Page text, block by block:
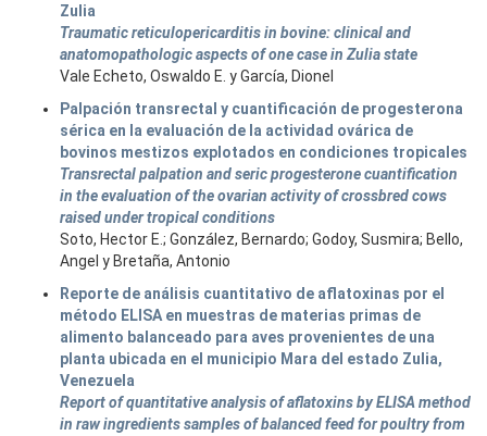
Zulia
Traumatic reticulopericarditis in bovine: clinical and
anatomopathologic aspects of one case in Zulia state
Vale Echeto, Oswaldo E. y García, Dionel
Palpación transrectal y cuantificación de progesterona
sérica en la evaluación de la actividad ovárica de
bovinos mestizos explotados en condiciones tropicales
Transrectal palpation and seric progesterone cuantification
in the evaluation of the ovarian activity of crossbred cows
raised under tropical conditions
Soto, Hector E.; González, Bernardo; Godoy, Susmira; Bello,
Angel y Bretaña, Antonio
Reporte de análisis cuantitativo de aflatoxinas por el
método ELISA en muestras de materias primas de
alimento balanceado para aves provenientes de una
planta ubicada en el municipio Mara del estado Zulia,
Venezuela
Report of quantitative analysis of aflatoxins by ELISA method
in raw ingredients samples of balanced feed for poultry from